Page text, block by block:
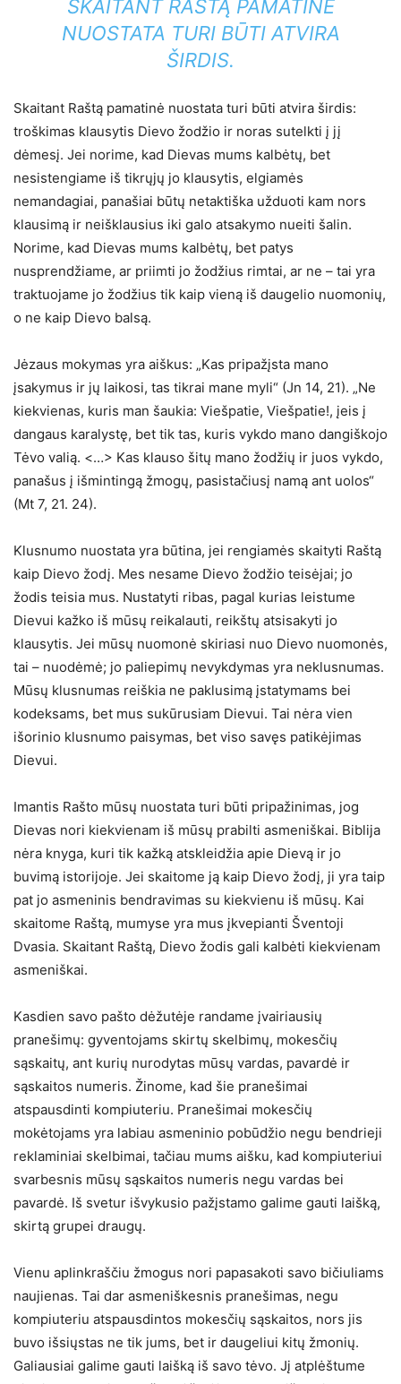
SKAITANT RAŠTĄ PAMATINĖ
NUOSTATA TURI BŪTI ATVIRA
ŠIRDIS.
Skaitant Raštą pamatinė nuostata turi būti atvira širdis:
troškimas klausytis Dievo žodžio ir noras sutelkti į jį
dėmesį. Jei norime, kad Dievas mums kalbėtų, bet
nesistengiame iš tikrųjų jo klausytis, elgiamės
nemandagiai, panašiai būtų netaktiška užduoti kam nors
klausimą ir neišklausius iki galo atsakymo nueiti šalin.
Norime, kad Dievas mums kalbėtų, bet patys
nusprendžiame, ar priimti jo žodžius rimtai, ar ne – tai yra
traktuojame jo žodžius tik kaip vieną iš daugelio nuomonių,
o ne kaip Dievo balsą.
Jėzaus mokymas yra aiškus: „Kas pripažįsta mano
įsakymus ir jų laikosi, tas tikrai mane myli“ (Jn 14, 21). „Ne
kiekvienas, kuris man šaukia: Viešpatie, Viešpatie!, įeis į
dangaus karalystę, bet tik tas, kuris vykdo mano dangiškojo
Tėvo valią. <…> Kas klauso šitų mano žodžių ir juos vykdo,
panašus į išmintingą žmogų, pasistačiusį namą ant uolos“
(Mt 7, 21. 24).
Klusnumo nuostata yra būtina, jei rengiamės skaityti Raštą
kaip Dievo žodį. Mes nesame Dievo žodžio teisėjai; jo
žodis teisia mus. Nustatyti ribas, pagal kurias leistume
Dievui kažko iš mūsų reikalauti, reikštų atsisakyti jo
klausytis. Jei mūsų nuomonė skiriasi nuo Dievo nuomonės,
tai – nuodėmė; jo paliepimų nevykdymas yra neklusnumas.
Mūsų klusnumas reiškia ne paklusimą įstatymams bei
kodeksams, bet mus sukūrusiam Dievui. Tai nėra vien
išorinio klusnumo paisymas, bet viso savęs patikėjimas
Dievui.
Imantis Rašto mūsų nuostata turi būti pripažinimas, jog
Dievas nori kiekvienam iš mūsų prabilti asmeniškai. Biblija
nėra knyga, kuri tik kažką atskleidžia apie Dievą ir jo
buvimą istorijoje. Jei skaitome ją kaip Dievo žodį, ji yra taip
pat jo asmeninis bendravimas su kiekvienu iš mūsų. Kai
skaitome Raštą, mumyse yra mus įkvepianti Šventoji
Dvasia. Skaitant Raštą, Dievo žodis gali kalbėti kiekvienam
asmeniškai.
Kasdien savo pašto dėžutėje randame įvairiausių
pranešimų: gyventojams skirtų skelbimų, mokesčių
sąskaitų, ant kurių nurodytas mūsų vardas, pavardė ir
sąskaitos numeris. Žinome, kad šie pranešimai
atspausdinti kompiuteriu. Pranešimai mokesčių
mokėtojams yra labiau asmeninio pobūdžio negu bendrieji
reklaminiai skelbimai, tačiau mums aišku, kad kompiuteriui
svarbesnis mūsų sąskaitos numeris negu vardas bei
pavardė. Iš svetur išvykusio pažįstamo galime gauti laišką,
skirtą grupei draugų.
Vienu aplinkraščiu žmogus nori papasakoti savo bičiuliams
naujienas. Tai dar asmeniškesnis pranešimas, negu
kompiuteriu atspausdintos mokesčių sąskaitos, nors jis
buvo išsiųstas ne tik jums, bet ir daugeliui kitų žmonių.
Galiausiai galime gauti laišką iš savo tėvo. Jį atplėštume